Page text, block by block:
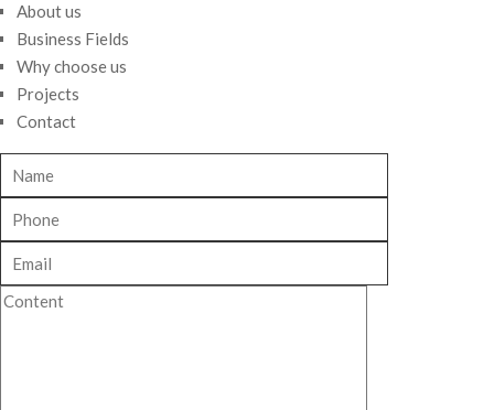
About us
Business Fields
Why choose us
Projects
Contact